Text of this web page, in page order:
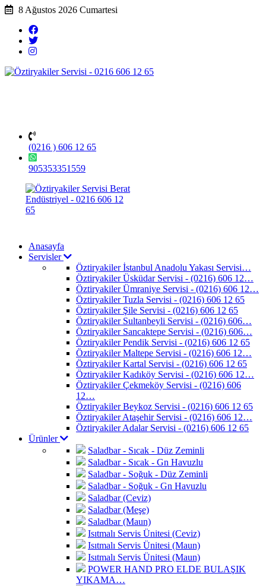
8 Ağustos 2026 Cumartesi
(0216 ) 606 12 65
905353351559
Anasayfa
Servisler
Öztiryakiler İstanbul Anadolu Yakası Servisi…
Öztiryakiler Üsküdar Servisi - (0216) 606 12…
Öztiryakiler Ümraniye Servisi - (0216) 606 12…
Öztiryakiler Tuzla Servisi - (0216) 606 12 65
Öztiryakiler Şile Servisi - (0216) 606 12 65
Öztiryakiler Sultanbeyli Servisi - (0216) 606…
Öztiryakiler Sancaktepe Servisi - (0216) 606…
Öztiryakiler Pendik Servisi - (0216) 606 12 65
Öztiryakiler Maltepe Servisi - (0216) 606 12…
Öztiryakiler Kartal Servisi - (0216) 606 12 65
Öztiryakiler Kadıköy Servisi - (0216) 606 12…
Öztiryakiler Çekmeköy Servisi - (0216) 606
12…
Öztiryakiler Beykoz Servisi - (0216) 606 12 65
Öztiryakiler Ataşehir Servisi - (0216) 606 12…
Öztiryakiler Adalar Servisi - (0216) 606 12 65
Ürünler
Saladbar - Sıcak - Düz Zeminli
Saladbar - Sıcak - Gn Havuzlu
Saladbar - Soğuk - Düz Zeminli
Saladbar - Soğuk - Gn Havuzlu
Saladbar (Ceviz)
Saladbar (Meşe)
Saladbar (Maun)
Isıtmalı Servis Ünitesi (Ceviz)
Isıtmalı Servis Ünitesi (Maun)
Isıtmalı Servis Ünitesi (Maun)
POWER HAND PRO ELDE BULAŞIK
YIKAMA…